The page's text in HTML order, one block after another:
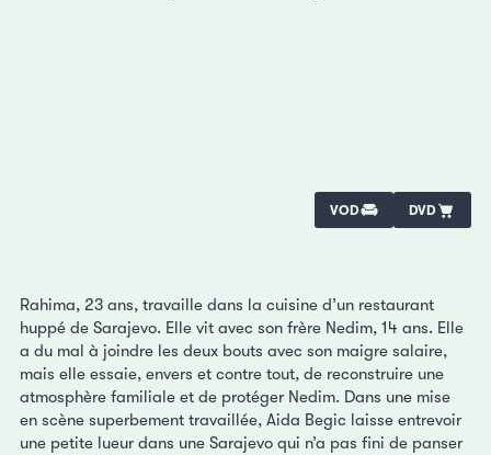
VOD DVD
Rahima, 23 ans, travaille dans la cuisine d’un restaurant
huppé de Sarajevo. Elle vit avec son frère Nedim, 14 ans. Elle
a du mal à joindre les deux bouts avec son maigre salaire,
mais elle essaie, envers et contre tout, de reconstruire une
atmosphère familiale et de protéger Nedim. Dans une mise
en scène superbement travaillée, Aida Begic laisse entrevoir
une petite lueur dans une Sarajevo qui n’a pas fini de panser